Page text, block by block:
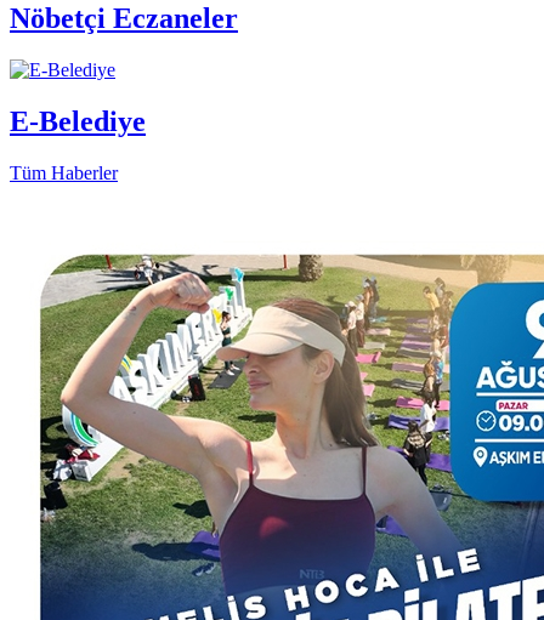
Nöbetçi Eczaneler
E-Belediye
Tüm Haberler